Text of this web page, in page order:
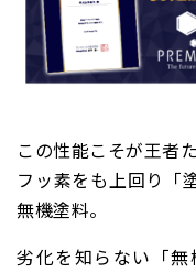
この性能こそが王者
フッ素をも上回り
無機塗料。
劣化を知らない「